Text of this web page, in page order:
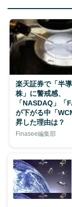
楽天証券で「半
株」に警戒感、
「NASDAQ」「
が下がる中「
昇した理由は？
Finasee編集部